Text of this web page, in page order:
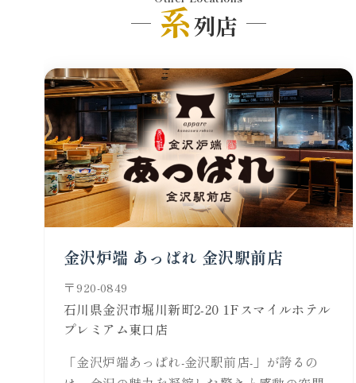
系列店
金沢炉端 あっぱれ 金沢駅前店
920-0849
石川県金沢市堀川新町2-20 1Fスマイルホテル
プレミアム東口店
「金沢炉端あっぱれ-金沢駅前店-」が誇るの